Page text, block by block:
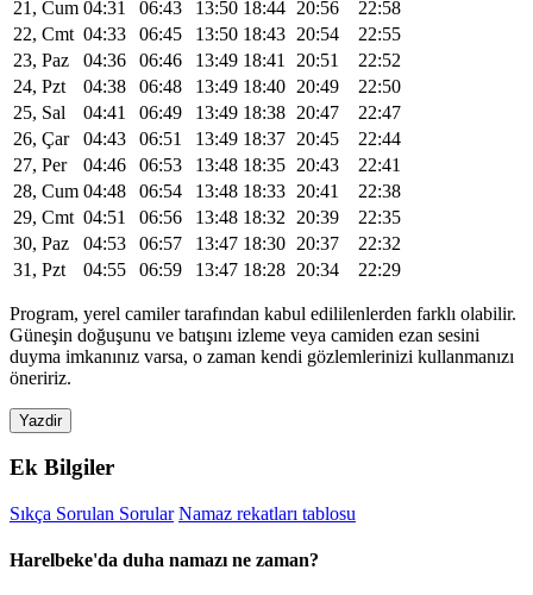
21, Cum 04:31 06:43 13:50 18:44 20:56
22:58
22, Cmt 04:33 06:45 13:50 18:43 20:54
22:55
23, Paz
04:36 06:46 13:49 18:41 20:51
22:52
24, Pzt
04:38 06:48 13:49 18:40 20:49
22:50
25, Sal
04:41 06:49 13:49 18:38 20:47
22:47
26, Çar
04:43 06:51 13:49 18:37 20:45
22:44
27, Per
04:46 06:53 13:48 18:35 20:43
22:41
28, Cum 04:48 06:54 13:48 18:33 20:41
22:38
29, Cmt 04:51 06:56 13:48 18:32 20:39
22:35
30, Paz
04:53 06:57 13:47 18:30 20:37
22:32
31, Pzt
04:55 06:59 13:47 18:28 20:34 22:29
Program, yerel camiler tarafından kabul edililenlerden farklı olabilir.
Güneşin doğuşunu ve batışını izleme veya camiden ezan sesini
duyma imkanınız varsa, o zaman kendi gözlemlerinizi kullanmanızı
öneririz.
Yazdir
Ek Bilgiler
Sıkça Sorulan Sorular Namaz rekatları tablosu
Harelbeke'da duha namazı ne zaman?